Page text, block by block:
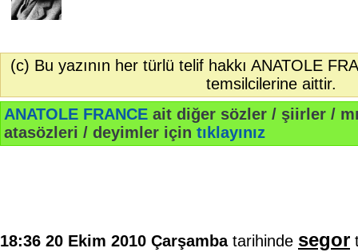
(c) Bu yazının her türlü telif hakkı ANATOLE
temsilcilerine aittir.
ANATOLE FRANCE ait diğer sözler / şiirler /
atasözleri / deyimler için tıklayınız
18:36 20 Ekim 2010 Çarşambatarihinde segor